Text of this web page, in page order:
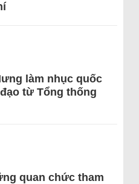
làm nhục quốc
từ Tổng thống
quan chức tham